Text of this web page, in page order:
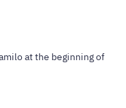
at the beginning of